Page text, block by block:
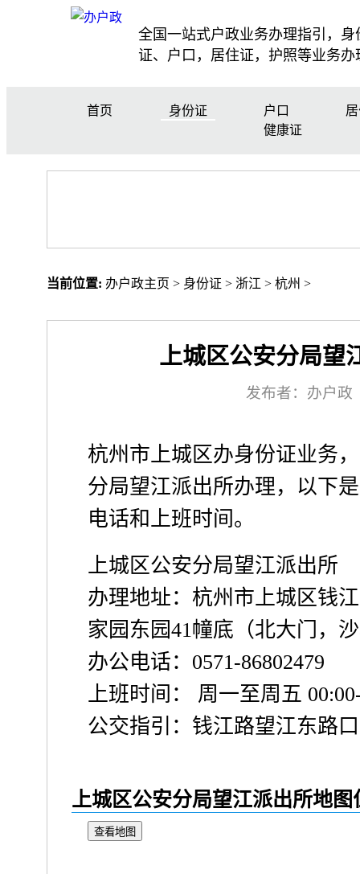
全国一站式户政业务办理指引，身
证、户口，居住证，护照等业务办
首页 身份证 户口
健康证
当前位置: 办户政主页 > 身份证 > 浙江 > 杭州 >
上城区公安分局望
发布者：办户政
杭州市上城区办身份证业务
分局望江派出所办理，以下
电话和上班时间。
上城区公安分局望江派出所
办理地址：杭州市上城区钱
家园东园41幢底（北大门，
办公电话：0571-86802479
上班时间： 周一至周五
公交指引：钱江路望江东路口
上城区公安分局望江派出所地图
查看地图